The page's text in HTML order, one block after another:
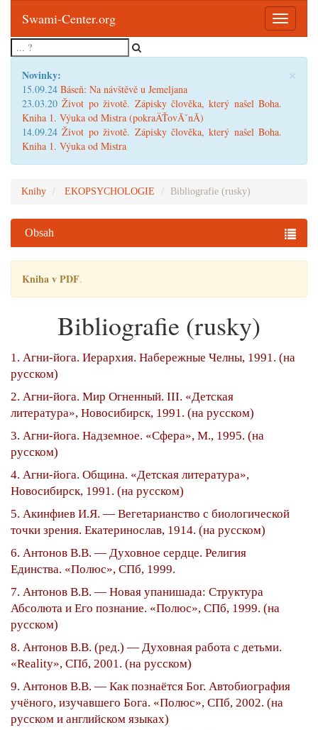
Toggle
Swami-Center.org
×
Novinky:
15.09.24 Báseň: Na návštěvě u Jemeljana
23.03.20Život po životě. Zápisky člověka, který našel Boha.
Kniha 1. Výuka od Mistra (pokraÄŤovĂˇnĂ­)
14.09.24Život po životě. Zápisky člověka, který našel Boha.
Kniha 1. Výuka od Mistra
Knihy EKOPSYCHOLOGIE Bibliografie (rusky)
Obsah
Kniha v PDF.
Bibliografie (rusky)
1. Агни-йога. Иерархия. Набережные Челны, 1991. (на
русском)
2. Агни-йога. Мир Огненный. III. «Детская
литература», Новосибирск, 1991. (на русском)
3. Агни-йога. Надземное. «Сфера», М., 1995. (на
русском)
4. Агни-йога. Община. «Детская литература»,
Новосибирск, 1991. (на русском)
5. Акинфиев И.Я. — Вегетарианство с биологической
точки зрения. Екатеринослав, 1914. (на русском)
6. Антонов В.В. — Духовное сердце. Религия
Единства. «Полюс», СПб, 1999.
7. Антонов В.В. — Новая упанишада: Структура
Абсолюта и Его познание. «Полюс», СПб, 1999. (на
русском)
8. Антонов В.В. (ред.) — Духовная работа с детьми.
«Reality», СПб, 2001. (на русском)
9. Антонов В.В. — Как познаётся Бог. Автобиография
учёного, изучавшего Бога. «Полюс», СПб, 2002. (на
русском и английском языках)